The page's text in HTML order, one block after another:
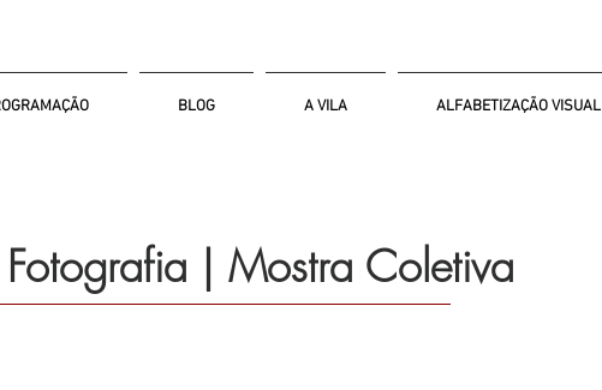
BLOG A VILA ALFABETIZAÇÃO VISUAL
| Mostra Coletiva